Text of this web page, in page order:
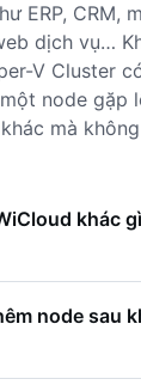
ERP, CRM,
dịch vụ…
V Cluster
node gặp
mà
khác
cung cấp
thống Cluster
node sau